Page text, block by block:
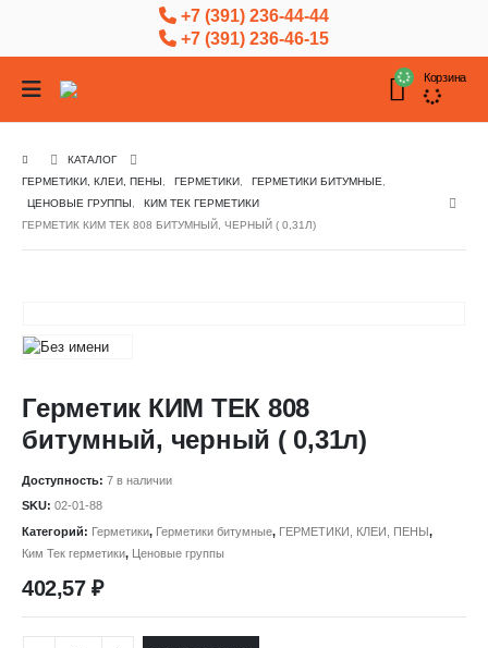
+7 (391) 236-44-44
+7 (391) 236-46-15
Корзина
КАТАЛОГ
ГЕРМЕТИКИ, КЛЕИ, ПЕНЫ
ГЕРМЕТИКИ ГЕРМЕТИКИ БИТУМНЫЕ
ЦЕНОВЫЕ ГРУППЫ
КИМ ТЕК ГЕРМЕТИКИ
ГЕРМЕТИК КИМ ТЕК 808 БИТУМНЫЙ, ЧЕРНЫЙ ( 0,31Л)
Герметик КИМ ТЕК 808
битумный, черный ( 0,31л)
Доступность: 7 в наличии
SKU: 02-01-88
Категорий: Герметики, Герметики битумные, ГЕРМЕТИКИ, КЛЕИ, ПЕНЫ,
Ким Тек герметики, Ценовые группы
402,57₽